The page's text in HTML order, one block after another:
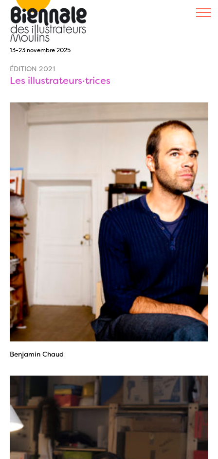
13-23 novembre 2025
ÉDITION 2021
Les illustrateurs·trices
Benjamin Chaud